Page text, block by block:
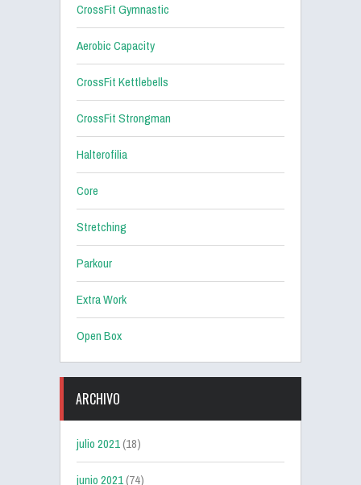
CrossFit Gymnastic
Aerobic Capacity
CrossFit Kettlebells
CrossFit Strongman
Halterofilia
Core
Stretching
Parkour
Extra Work
Open Box
ARCHIVO
julio 2021(18)
junio 2021(74)